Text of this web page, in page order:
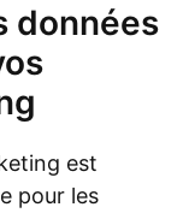
données
est
pour les